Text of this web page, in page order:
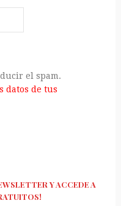
el spam.
datos de tus
Y ACCEDE A